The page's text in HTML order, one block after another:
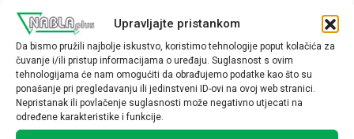
Upravljajte pristankom
Da bismo pružili najbolje iskustvo, koristimo tehnologije poput kolačića za
čuvanje i/ili pristup informacijama o uređaju. Suglasnost s ovim
tehnologijama će nam omogućiti da obrađujemo podatke kao što su
ponašanje pri pregledavanju ili jedinstveni ID-ovi na ovoj web stranici.
Nepristanak ili povlačenje suglasnosti može negativno utjecati na
određene karakteristike i funkcije.
Snaga motora (kW)
15
Nazivna struja (A)
32
Broj kontakata sklopnika